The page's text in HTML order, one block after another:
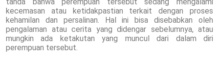
kecemasan atau ketidakpastian terkait dengan proses
kehamilan dan persalinan. Hal ini bisa disebabkan oleh
pengalaman atau cerita yang didengar sebelumnya, atau
mungkin ada ketakutan yang muncul dari dalam diri
perempuan tersebut.